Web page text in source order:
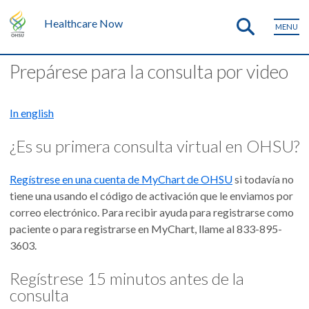
Healthcare Now MENU
Prepárese para la consulta por video
In english
¿Es su primera consulta virtual en OHSU?
Regístrese en una cuenta de MyChart de OHSUsi todavía no
tiene una usando el código de activación que le enviamos por
correo electrónico. Para recibir ayuda para registrarse como
paciente o para registrarse en MyChart, llame al 833-895-
3603.
Regístrese 15 minutos antes de la
consulta